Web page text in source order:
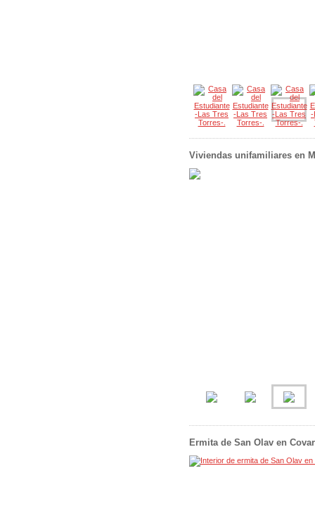
Viviendas unifamiliares en
Ermita de San Olav en